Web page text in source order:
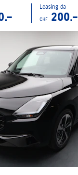
Leasing da
CHF 200.–